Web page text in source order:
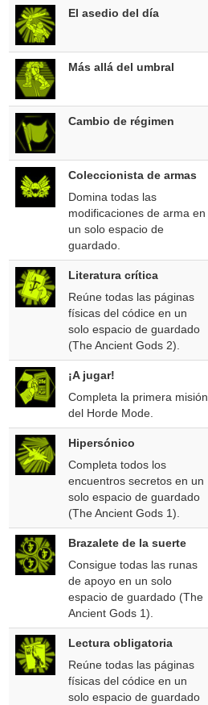
El asedio del día
Más allá del umbral
Cambio de régimen
Coleccionista de armas
Domina todas las
modificaciones de arma en
un solo espacio de
guardado.
Literatura crítica
Reúne todas las páginas
físicas del códice en un
solo espacio de guardado
(The Ancient Gods 2).
¡A jugar!
Completa la primera misión
del Horde Mode.
Hipersónico
Completa todos los
encuentros secretos en un
solo espacio de guardado
(The Ancient Gods 1).
Brazalete de la suerte
Consigue todas las runas
de apoyo en un solo
espacio de guardado (The
Ancient Gods 1).
Lectura obligatoria
Reúne todas las páginas
físicas del códice en un
solo espacio de guardado